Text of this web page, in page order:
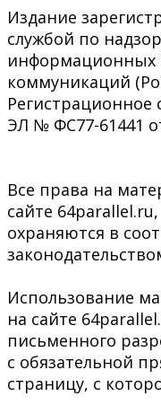
Издание
службой по
информационных
коммуникаций
Регистрационное
ЭЛ № ФС77-61441
Все права на
сайте
охраняются в
Использование
на сайте
письменного
с обязательной
страницу, с